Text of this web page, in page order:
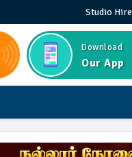
Studio Hire
Download
Our App